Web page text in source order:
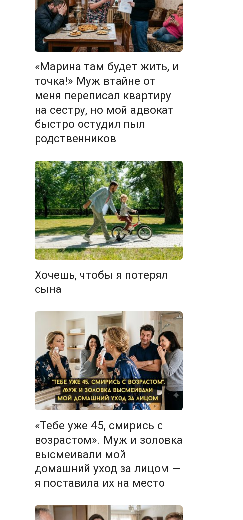
«Марина там будет жить, и
точка!» Муж втайне от
меня переписал квартиру
на сестру, но мой адвокат
быстро остудил пыл
родственников
Хочешь, чтобы я потерял
сына
«Тебе уже 45, смирись с
возрастом». Муж и золовка
высмеивали мой
домашний уход за лицом —
я поставила их на место